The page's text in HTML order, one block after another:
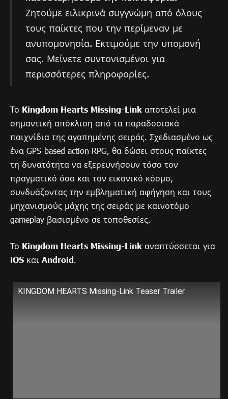
Ζητούμε ειλικρινά συγγνώμη από όλους
τους παίκτες που την περίμεναν με
ανυπομονησία. Εκτιμούμε την υπομονή
σας. Μείνετε συντονισμένοι για
περισσότερες πληροφορίες.
Το Kingdom Hearts Missing-Link αποτελεί μια
σημαντική απόκλιση από τα παραδοσιακά
παιχνίδια της αγαπημένης σειράς. Σχεδιασμένο ως
ένα GPS-based action RPG, θα δώσει στους παίκτες
τη δυνατότητα να εξερευνήσουν τόσο τον
πραγματικό όσο και τον εικονικό κόσμο,
συνδυάζοντας την εμβληματική αφήγηση και τους
μηχανισμούς μάχης της σειράς με καινοτόμο
gameplay βασισμένο σε τοποθεσίες.
Το Kingdom Hearts Missing-Link αναπτύσσεται για
iOS και Android.
KINGDOM HEARTS Missing-Link Teaser Trailer